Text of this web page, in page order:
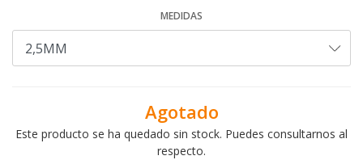
MEDIDAS
Agotado
Este producto se ha quedado sin stock. Puedes consultarnos al
respecto.